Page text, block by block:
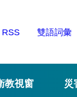
RSS 雙語詞彙
教視窗 災